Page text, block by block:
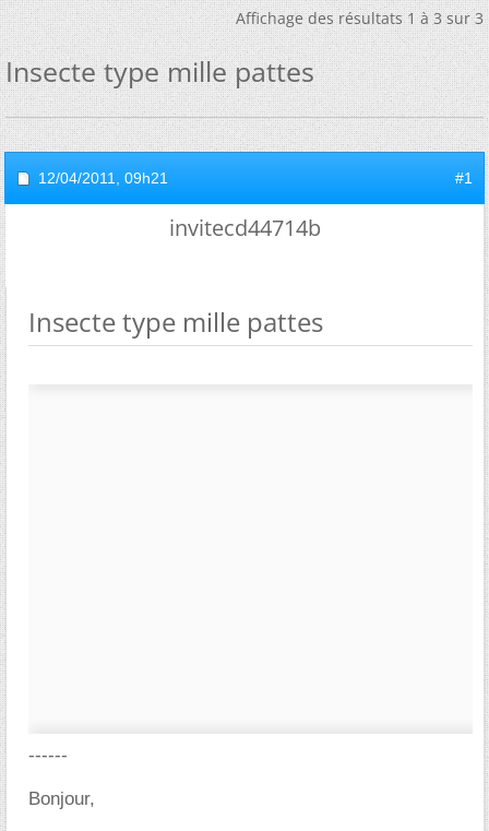
Affichage des résultats 1 à 3 sur 3
Insecte type mille pattes
12/04/2011, 09h21 #1
invitecd44714b
Insecte type mille pattes
------
Bonjour,